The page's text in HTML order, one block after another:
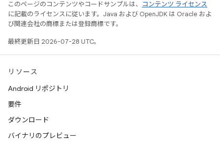
このページのコンテンツやコードサンプルは、
コンテンツ ライセンス
に記載のライセンスに従います。Java および OpenJDK は Oracle およ
び関連会社の商標または登録商標です。
最終更新日 2026-07-28 UTC。
リソース
Android リポジトリ
要件
ダウンロード
バイナリのプレビュー